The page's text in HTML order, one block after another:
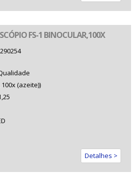
FS-1 BINOCULAR,100X
(azeite))
Detalhes >